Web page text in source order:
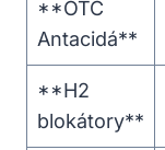
**OTC
Antacidá**
**H2
blokátory**